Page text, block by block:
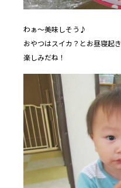
わぁ～美味しそう♪
おやつはスイカ？とお昼寝起
楽しみだね！